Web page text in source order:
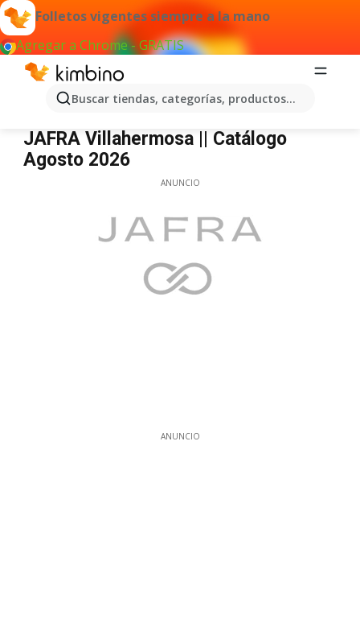
Folletos vigentes siempre a la mano
Agregar a Chrome - GRATIS
Buscar tiendas, categorías, productos...
JAFRA Villahermosa
JAFRA Villahermosa || Catálogo
Agosto 2026
ANUNCIO
ANUNCIO